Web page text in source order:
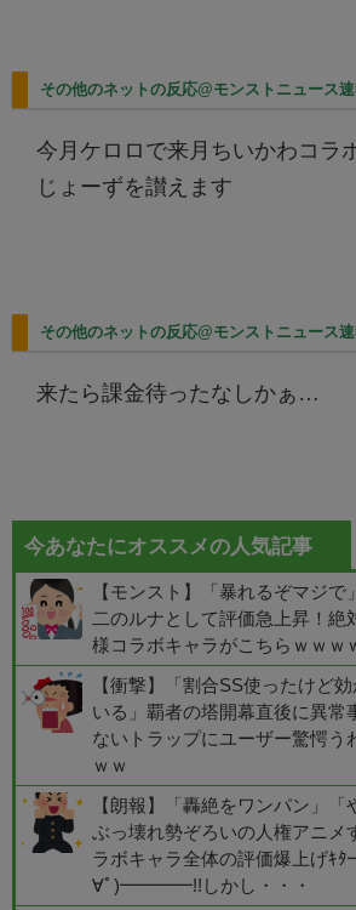
その他のネットの反応@モンストニュース
今月ケロロで来月ちいかわコラ
じょーずを讃えます
その他のネットの反応@モンストニュース
来たら課金待ったなしかぁ…
今あなたにオススメの人気記事
【モンスト】「暴れるぞマジ
二のルナとして評価急上昇！絶
様コラボキャラがこちらｗｗｗ
【衝撃】「割合SS使ったけど
いる」覇者の塔開幕直後に異常
ないトラップにユーザー驚愕う
ｗｗ
【朗報】「轟絶をワンパン」「
ぶっ壊れ勢ぞろいの人権アニメ
ラボキャラ全体の評価爆上げ
∀ﾟ)━━━━!!しかし・・・